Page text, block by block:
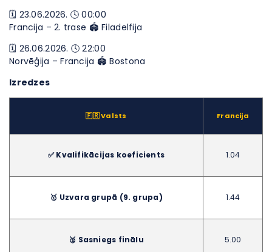
🗓️ 23.06.2026. 🕓 00:00
Francija – 2. trase 🏟 Filadelfija
🗓️ 26.06.2026. 🕓 22:00
Norvēģija – Francija 🏟 Bostona
Izredzes
🇫🇷 Valsts Francija
✅ Kvalifikācijas koeficients 1.04
🥇 Uzvara grupā (9. grupa) 1.44
🥈 Sasniegs finālu 5.00